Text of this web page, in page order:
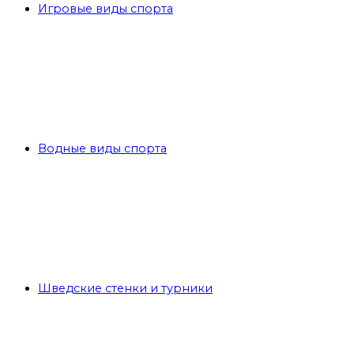
Игровые виды спорта
Водные виды спорта
Шведские стенки и турники